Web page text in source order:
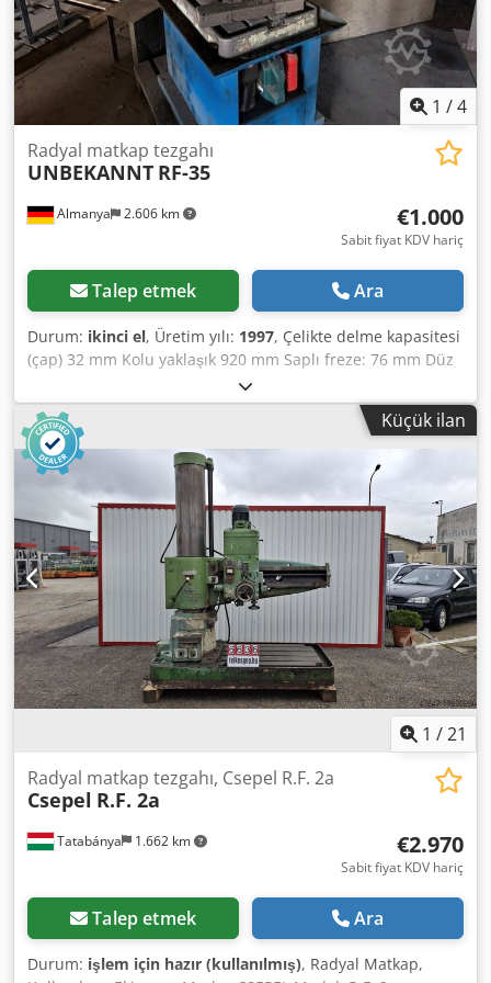
1 /4
Almanya 2.606 km
Radyal matkap tezgahı
UNBEKANNT RF-35
€1.000
Sabit fiyat KDV hariç
Talep etmek Ara
Durum: ikinci el, Üretim yılı: 1997, Çelikte delme kapasitesi
(çap) 32 mm Kolu yaklaşık 920 mm Saplı freze: 76 mm Düz
freze: 20 mm Mil yuvası: MT3 Pim yatağı hareketi: 130 mm
Freze kafası hareket mesafesi: 380 mm Djdpfxsztf Aus
Anyjkr Tabla boyutu: 550 x 500 mm Sütun çapı: 115 mm
Küçük ilan
1 /21
Tatabánya 1.662 km
Radyal matkap tezgahı, Csepel R.F. 2a
Csepel R.F. 2a
€2.970
Sabit fiyat KDV hariç
Talep etmek Ara
Durum: işlem için hazır (kullanılmış), Radyal Matkap,